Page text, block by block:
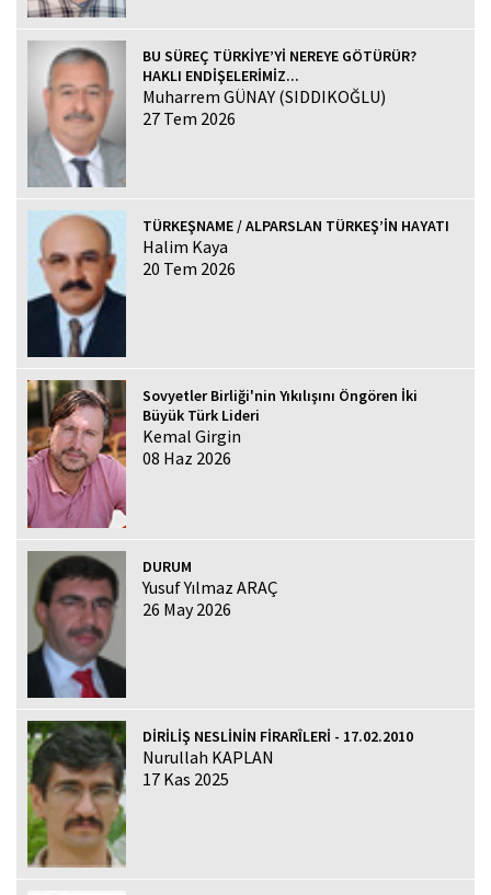
BU SÜREÇ TÜRKİYE’Yİ NEREYE GÖTÜRÜR?
HAKLI ENDİŞELERİMİZ...
Muharrem GÜNAY (SIDDIKOĞLU)
27 Tem 2026
TÜRKEŞNAME / ALPARSLAN TÜRKEŞ’İN HAYATI
Halim Kaya
20 Tem 2026
Sovyetler Birliği'nin Yıkılışını Öngören İki
Büyük Türk Lideri
Kemal Girgin
08 Haz 2026
DURUM
Yusuf Yılmaz ARAÇ
26 May 2026
DİRİLİŞ NESLİNİN FİRARÎLERİ - 17.02.2010
Nurullah KAPLAN
17 Kas 2025